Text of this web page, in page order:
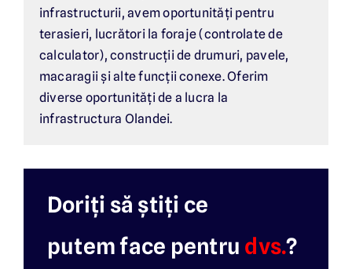
infrastructurii, avem oportunități pentru
terasieri, lucrători la foraje (controlate de
calculator), construcții de drumuri, pavele,
macaragii și alte funcții conexe. Oferim
diverse oportunități de a lucra la
infrastructura Olandei.
Doriți să știți ce
putem face pentru dvs.?